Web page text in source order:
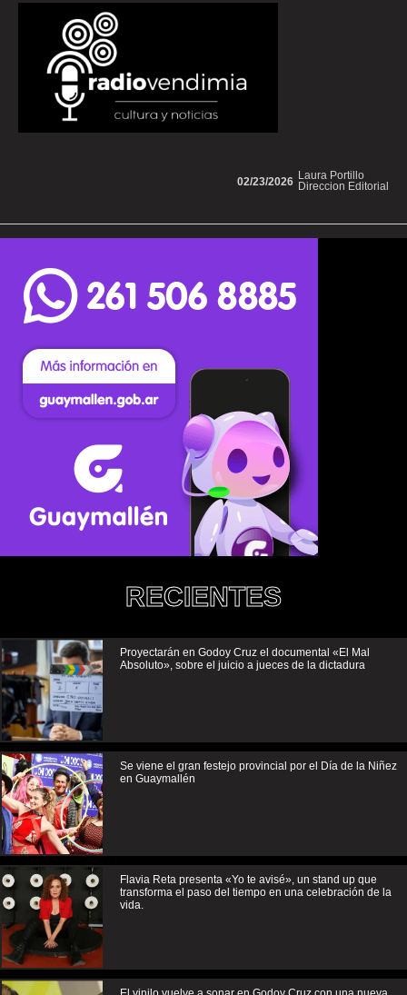
Laura Portillo
Direccion Editorial
02/23/2026
RECIENTES
Proyectarán en Godoy Cruz el documental «El Mal
Absoluto», sobre el juicio a jueces de la dictadura
Se viene el gran festejo provincial por el Día de la Niñez
en Guaymallén
Flavia Reta presenta «Yo te avisé», un stand up que
transforma el paso del tiempo en una celebración de la
vida.